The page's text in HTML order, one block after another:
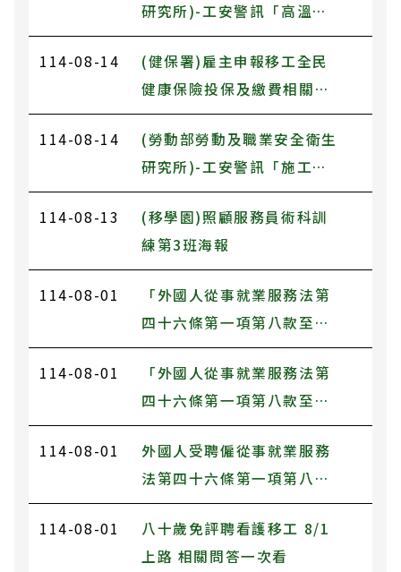
研究所)-工安警訊「高溫季
節感電風險高，電氣作業安
全不忽視」
114-08-14
(健保署)雇主申報移工全民
健康保險投保及繳費相關事
宜
114-08-14
(勞動部勞動及職業安全衛生
研究所)-工安警訊「施工架
作業墜落危害預防」
114-08-13
(移學園)照顧服務員術科訓
練第3班海報
114-08-01
「外國人從事就業服務法第
四十六條第一項第八款至第
十一款工作資格及審查標
準」第十八條第一項第四款
病症及病況，並自中華民國
114-08-01
「外國人從事就業服務法第
四十六條第一項第八款至第
十一款工作資格及審查標
準」第18條第8項規定被看
護者之失能及依賴照護需要
月1日生效。
114-08-01
外國人受聘僱從事就業服務
法第四十六條第一項第八款
至第十一款規定工作之轉換
雇主或工作程序準則第9條第
1項規定解釋令，自114年8
114-08-01
八十歲免評聘看護移工 8/1
上路 相關問答一次看